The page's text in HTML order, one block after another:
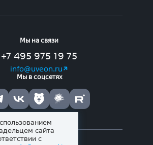
Мы на связи
+7 495 975 19 75
info@uveon.ru
Мы в соцсетях
сайта
с